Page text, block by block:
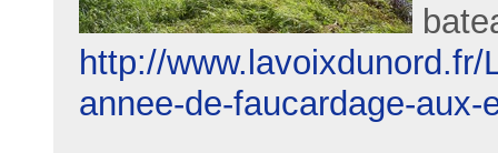
http://
annee-de-faucardage-aux-